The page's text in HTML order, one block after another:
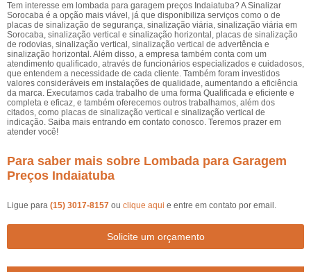
Tem interesse em lombada para garagem preços Indaiatuba? A Sinalizar
Sorocaba é a opção mais viável, já que disponibiliza serviços como o de
placas de sinalização de segurança, sinalização viária, sinalização viária em
Sorocaba, sinalização vertical e sinalização horizontal, placas de sinalização
de rodovias, sinalização vertical, sinalização vertical de advertência e
sinalização horizontal. Além disso, a empresa também conta com um
atendimento qualificado, através de funcionários especializados e cuidadosos,
que entendem a necessidade de cada cliente. Também foram investidos
valores consideráveis em instalações de qualidade, aumentando a eficiência
da marca. Executamos cada trabalho de uma forma Qualificada e eficiente e
completa e eficaz, e também oferecemos outros trabalhamos, além dos
citados, como placas de sinalização vertical e sinalização vertical de
indicação. Saiba mais entrando em contato conosco. Teremos prazer em
atender você!
Para saber mais sobre Lombada para Garagem
Preços Indaiatuba
Ligue para (15) 3017-8157 ou clique aqui e entre em contato por email.
Solicite um orçamento